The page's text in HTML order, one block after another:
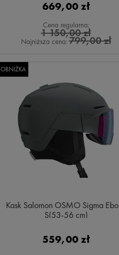
669,00 zł
Cena regularna:
1 150,00 zł
Najniższa cena:799,00 zł
Kask Salomon OSMO Sigma
S(53-56 cm)
559,00 zł
OBNIŻKA